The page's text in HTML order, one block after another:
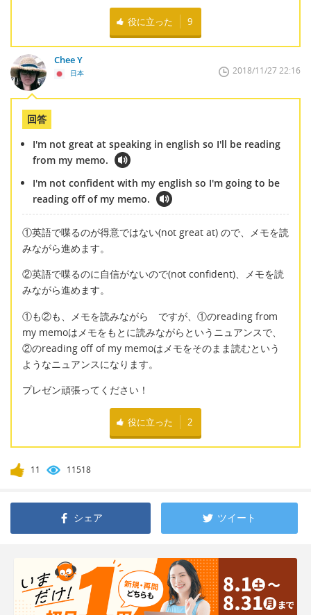
役に立った 9
Chee Y
日本 2018/11/27 22:16
回答
I'm not great at speaking in english so I'll be reading
from my memo.
I'm not confident with my english so I'm going to be
reading off of my memo.
①英語で喋るのが得意ではない(not great at) ので、メモを読
みながら進めます。
②英語で喋るのに自信がないので(not confident)、メモを読
みながら進めます。
①も②も、メモを読みながら ですが、①のreading from
my memoはメモをもとに読みながらというニュアンスで、
②のreading off of my memoはメモをそのまま読むという
ようなニュアンスになります。
プレゼン頑張ってください！
役に立った 2
11 11518
シェア ツイート